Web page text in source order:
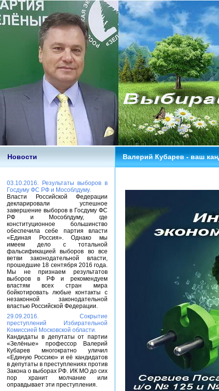
Новости Валерий Кубарев - ваш
03.10.2016. Результаты выборов в
Госдуму ФС РФ и Мособлдуму.
Власти Российской Федерации
декларировали успешное
завершение выборов в Госдуму ФС
РФ и Мособлдуму, где
конституционное большинство
обеспечила себе партия власти
«Единая Россия». Однако мы
имеем дело с тотальной
фальсификацией выборов во все
ветви законодательной власти,
прошедшие 18 сентября 2016 года.
Мы не признаем результатов
выборов в РФ и рекомендуем
властям всех стран мира
бойкотировать любые контакты с
незаконной законодательной
властью Российской Федерации.
29.09.2016. Сокрытие
преступлений Избирательной
Комиссией Московской области.
Кандидаты в депутаты от партии
«Зелёные» профессор Валерий
Кубарев многократно уличил
«Единую Россию» и её кандидатов
в депутаты в преступлениях против
Закона о выборах РФ. ИК МО до сих
пор хранит молчание или
оправдывает эти преступления.